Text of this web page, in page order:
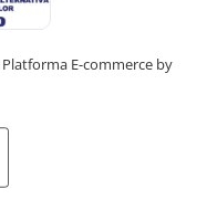
Platforma E-commerce by